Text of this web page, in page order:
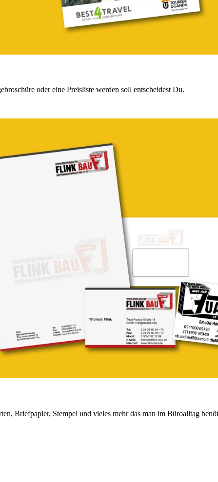
oder eine Preisliste werden soll entscheidest Du.
Briefpapier, Stempel und vieles mehr das man im Büroalltag